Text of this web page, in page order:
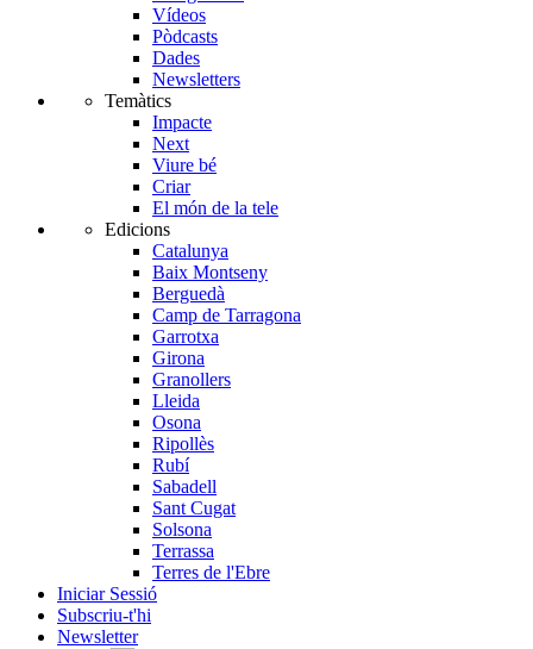
Vídeos
Pòdcasts
Dades
Newsletters
Temàtics
Impacte
Next
Viure bé
Criar
El món de la tele
Edicions
Catalunya
Baix Montseny
Berguedà
Camp de Tarragona
Garrotxa
Girona
Granollers
Lleida
Osona
Ripollès
Rubí
Sabadell
Sant Cugat
Solsona
Terrassa
Terres de l'Ebre
Iniciar Sessió
Subscriu-t'hi
Newsletter